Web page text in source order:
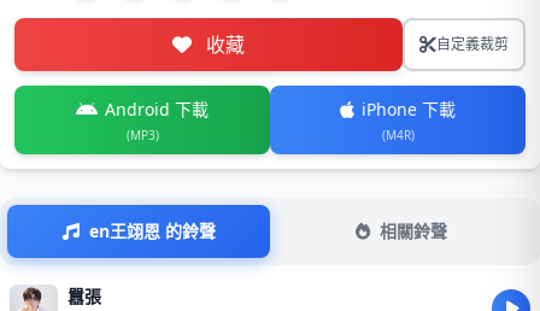
收藏 自定義裁剪
Android 下載
(MP3)
iPhone 下載
(M4R)
en王翊恩 的鈴聲 相關鈴聲
囂張